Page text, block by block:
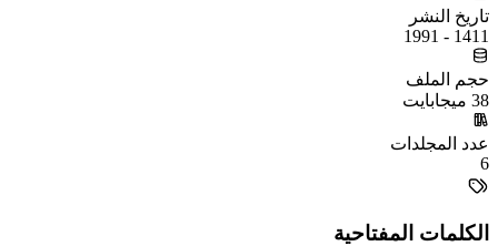
تاريخ النشر
1411 - 1991
حجم الملف
38 ميجابايت
عدد المجلدات
6
الكلمات المفتاحية